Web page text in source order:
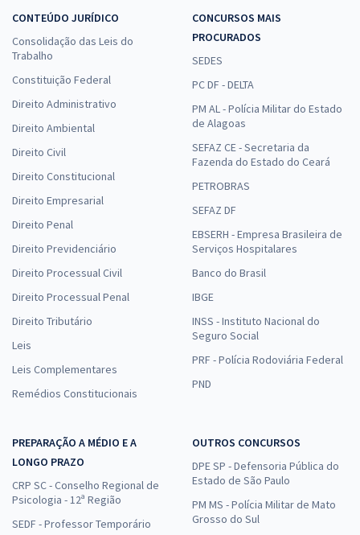
CONTEÚDO JURÍDICO
Consolidação das Leis do
Trabalho
Constituição Federal
Direito Administrativo
Direito Ambiental
Direito Civil
Direito Constitucional
Direito Empresarial
Direito Penal
Direito Previdenciário
Direito Processual Civil
Direito Processual Penal
Direito Tributário
Leis
Leis Complementares
Remédios Constitucionais
CONCURSOS MAIS
PROCURADOS
SEDES
PC DF - DELTA
PM AL - Polícia Militar do Estado
de Alagoas
SEFAZ CE - Secretaria da
Fazenda do Estado do Ceará
PETROBRAS
SEFAZ DF
EBSERH - Empresa Brasileira de
Serviços Hospitalares
Banco do Brasil
IBGE
INSS - Instituto Nacional do
Seguro Social
PRF - Polícia Rodoviária Federal
PND
PREPARAÇÃO A MÉDIO E A
LONGO PRAZO
CRP SC - Conselho Regional de
Psicologia - 12ª Região
SEDF - Professor Temporário
OUTROS CONCURSOS
DPE SP - Defensoria Pública do
Estado de São Paulo
PM MS - Polícia Militar de Mato
Grosso do Sul